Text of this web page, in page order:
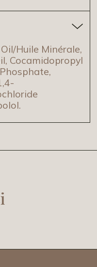
Huile Minérale,
Cocamidopropyl